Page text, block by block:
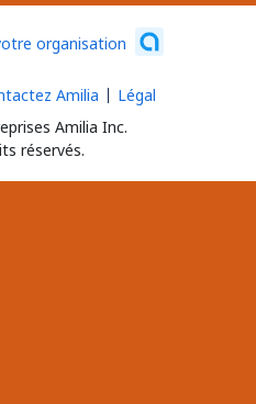
organisation
Amilia Inc.
réservés.
Amilia Légal